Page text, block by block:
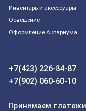
Инвентарь и аксессуары
Освещение
Оформление Аквариума
+7(423) 226-84-87
+7(902) 060-60-10
Принимаем платежи